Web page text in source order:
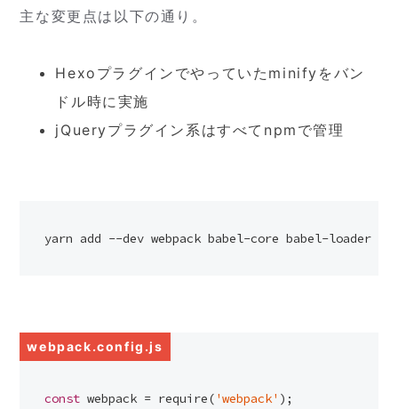
主な変更点は以下の通り。
Hexoプラグインでやっていたminifyをバン
ドル時に実施
jQueryプラグイン系はすべてnpmで管理
yarn add --dev webpack babel-core babel-loader
webpack.config.js
const webpack = require( 'webpack' );